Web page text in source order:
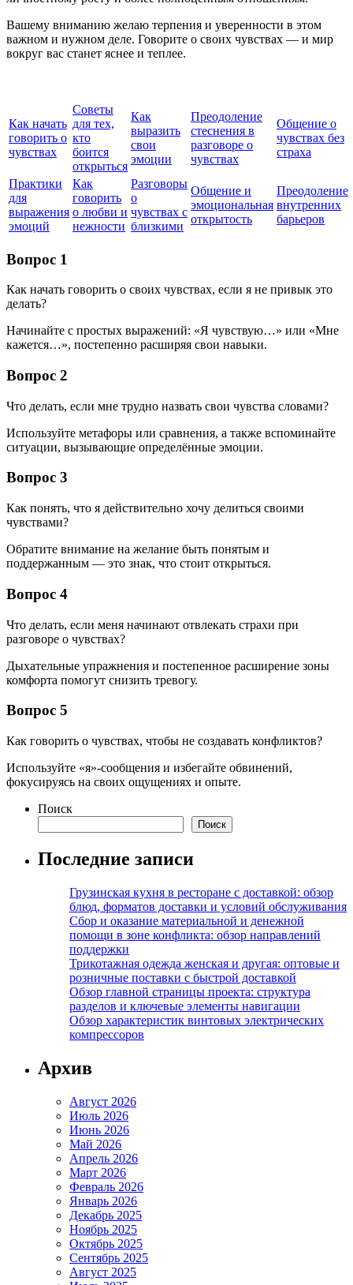
Вашему вниманию желаю терпения и уверенности в этом
важном и нужном деле. Говорите о своих чувствах — и мир
вокруг вас станет яснее и теплее.
Как начать
говорить о
чувствах
Советы
для тех,
кто
боится
открыться
Как
выразить
свои
эмоции
Преодоление
стеснения в
разговоре о
чувствах
Общение о
чувствах без
страха
Практики
для
выражения
эмоций
Как
говорить
о любви и
нежности
Разговоры
о
чувствах с
близкими
Общение и
эмоциональная
открытость
Преодоление
внутренних
барьеров
Вопрос 1
Как начать говорить о своих чувствах, если я не привык это
делать?
Начинайте с простых выражений: «Я чувствую…» или «Мне
кажется…», постепенно расширяя свои навыки.
Вопрос 2
Что делать, если мне трудно назвать свои чувства словами?
Используйте метафоры или сравнения, а также вспоминайте
ситуации, вызывающие определённые эмоции.
Вопрос 3
Как понять, что я действительно хочу делиться своими
чувствами?
Обратите внимание на желание быть понятым и
поддержанным — это знак, что стоит открыться.
Вопрос 4
Что делать, если меня начинают отвлекать страхи при
разговоре о чувствах?
Дыхательные упражнения и постепенное расширение зоны
комфорта помогут снизить тревогу.
Вопрос 5
Как говорить о чувствах, чтобы не создавать конфликтов?
Используйте «я»-сообщения и избегайте обвинений,
фокусируясь на своих ощущениях и опыте.
Поиск
Поиск
Последние записи
Грузинская кухня в ресторане с доставкой: обзор
блюд, форматов доставки и условий обслуживания
Сбор и оказание материальной и денежной
помощи в зоне конфликта: обзор направлений
поддержки
Трикотажная одежда женская и другая: оптовые и
розничные поставки с быстрой доставкой
Обзор главной страницы проекта: структура
разделов и ключевые элементы навигации
Обзор характеристик винтовых электрических
компрессоров
Архив
Август 2026
Июль 2026
Июнь 2026
Май 2026
Апрель 2026
Март 2026
Февраль 2026
Январь 2026
Декабрь 2025
Ноябрь 2025
Октябрь 2025
Сентябрь 2025
Август 2025